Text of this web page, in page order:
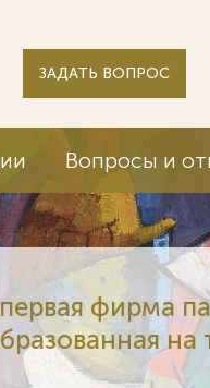
ЗАДАТЬ ВОПРОС
Вопросы и